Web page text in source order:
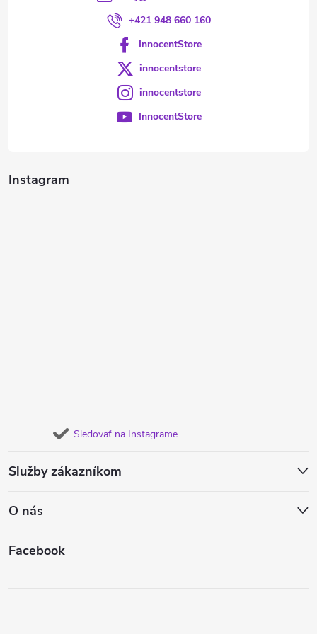
Instagram
Sledovať na Instagrame
Služby zákazníkom
O nás
Facebook
+421 948 660 160
InnocentStore
innocentstore
innocentstore
InnocentStore